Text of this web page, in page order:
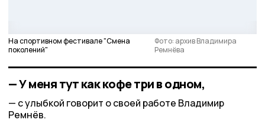
На спортивном фестивале "Смена
поколений"
Фото: архив Владимира
Ремнёва
— У меня тут как кофе три в одном,
с улыбкой говорит о своей работе Владимир
Ремнёв.